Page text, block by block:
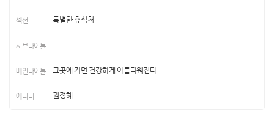
특별한 휴식처
그곳에 가면 건강하게 아름다워진다
권정혜